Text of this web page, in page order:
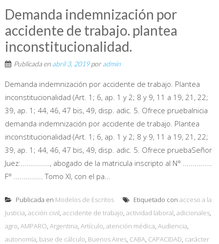
Demanda indemnización por
accidente de trabajo. plantea
inconstitucionalidad.
Publicada en abril 3, 2019poradmin
Demanda indemnización por accidente de trabajo. Plantea
inconstitucionalidad (Art. 1; 6, ap. 1 y 2; 8 y 9, 11 a 19, 21, 22;
39, ap. 1; 44, 46, 47 bis, 49, disp. adic. 5. Ofrece pruebaInicia
demanda indemnización por accidente de trabajo. Plantea
inconstitucionalidad (Art. 1; 6, ap. 1 y 2; 8 y 9, 11 a 19, 21, 22;
39, ap. 1; 44, 46, 47 bis, 49, disp. adic. 5. Ofrece pruebaSeñor
Juez:..............., abogado de la matricula inscripto al N° ...............
F° ............... Tomo XI, con el pa...
Publicada en Modelos de Escritos Etiquetado con acceso a la
Justicia, acción civil, accidente de trabajo, actividad laboral, adicionales,
agro, AMPARO, Argentina, Artículo, atención médica, Audiencia,
autonomía, base de cálculo, Buenos Aires, CABA, CAPACIDAD, carácter